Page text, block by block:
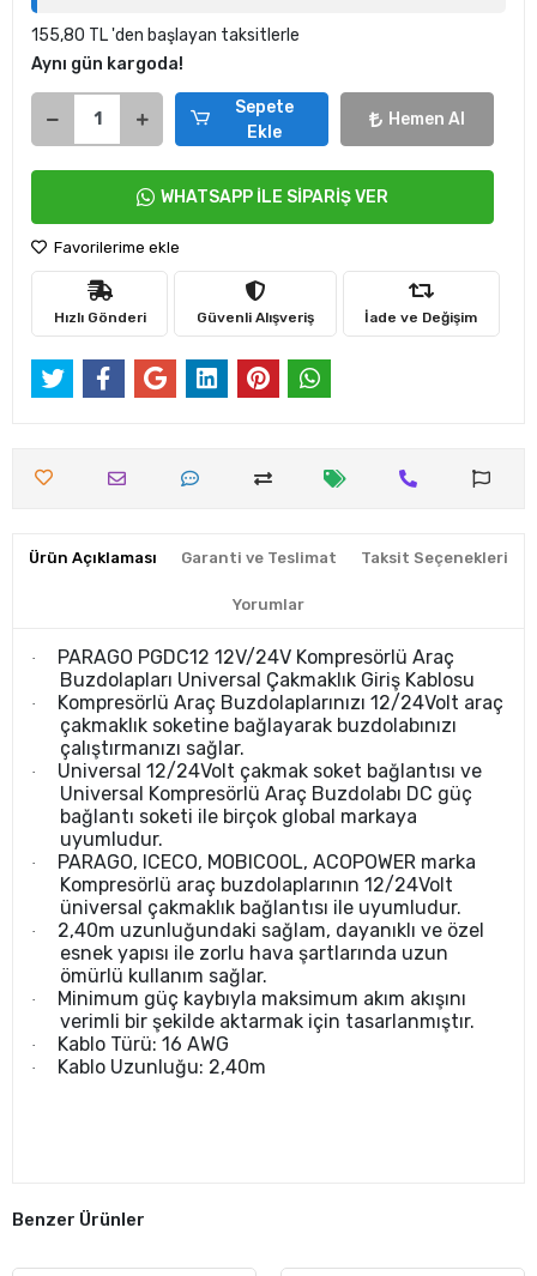
155,80 TL 'den başlayan taksitlerle
Aynı gün kargoda!
Sepete
Ekle
Hemen Al
WHATSAPP İLE SİPARİŞ VER
Favorilerime ekle
Hızlı Gönderi Güvenli Alışveriş İade ve Değişim
Ürün Açıklaması Garanti ve Teslimat Taksit Seçenekleri
Yorumlar
·
PARAGO PGDC12 12V/24V Kompresörlü Araç
Buzdolapları Universal Çakmaklık Giriş Kablosu
·
Kompresörlü Araç Buzdolaplarınızı 12/24Volt araç
çakmaklık soketine bağlayarak buzdolabınızı
çalıştırmanızı sağlar.
·
Universal 12/24Volt çakmak soket bağlantısı ve
Universal Kompresörlü Araç Buzdolabı DC güç
bağlantı soketi ile birçok global markaya
uyumludur.
·
PARAGO, ICECO, MOBICOOL, ACOPOWER marka
Kompresörlü araç buzdolaplarının 12/24Volt
üniversal çakmaklık bağlantısı ile uyumludur.
·
2,40m uzunluğundaki sağlam, dayanıklı ve özel
esnek yapısı ile zorlu hava şartlarında uzun
ömürlü kullanım sağlar.
·
Minimum güç kaybıyla maksimum akım akışını
verimli bir şekilde aktarmak için tasarlanmıştır.
· Kablo Türü: 16 AWG
· Kablo Uzunluğu: 2,40m
Benzer Ürünler